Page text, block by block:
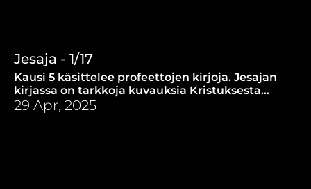
Jesaja - 1/17
Kausi 5 käsittelee profeettojen kirjoja. Jesajan
kirjassa on tarkkoja kuvauksia Kristuksesta
vuosisatoja ennen Jeesuksen syntymää.
29 Apr, 2025